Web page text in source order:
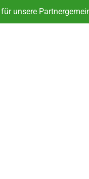
unsere
unsere